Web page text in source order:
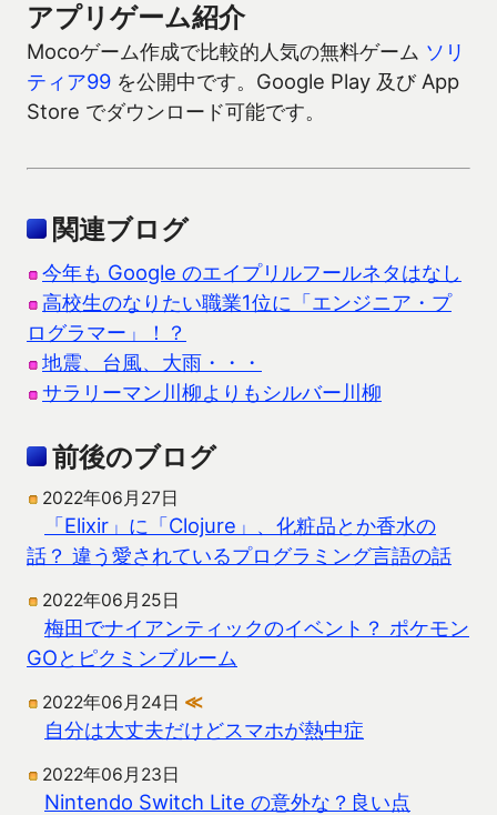
アプリゲーム紹介
Mocoゲーム作成で比較的人気の無料ゲーム ソリ
ティア99 を公開中です。Google Play 及び App
Store でダウンロード可能です。
関連ブログ
今年も Google のエイプリルフールネタはなし
高校生のなりたい職業1位に「エンジニア・プ
ログラマー」！？
地震、台風、大雨・・・
サラリーマン川柳よりもシルバー川柳
前後のブログ
2022年06月27日
「Elixir」に「Clojure」、化粧品とか香水の
話？ 違う愛されているプログラミング言語の話
2022年06月25日
梅田でナイアンティックのイベント？ ポケモン
GOとピクミンブルーム
2022年06月24日 ≪
自分は大丈夫だけどスマホが熱中症
2022年06月23日
Nintendo Switch Lite の意外な？良い点